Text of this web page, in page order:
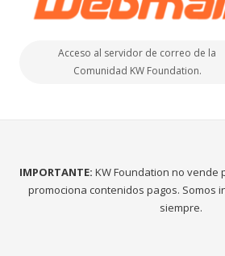
Acceso al servidor de correo de la
Comunidad KW Foundation.
IMPORTANTE: KW Foundation no vende
promociona contenidos pagos. Somos
siempre.